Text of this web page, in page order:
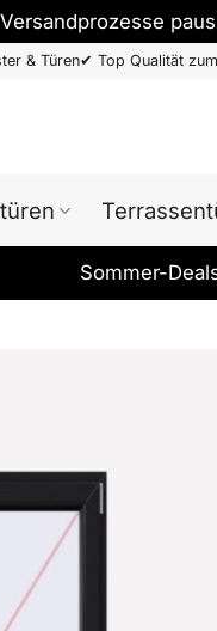
& Türen✔ Top Qualität
Sommer-